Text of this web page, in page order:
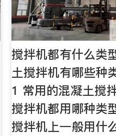
搅拌机都有什么类
土搅拌机有哪些种
1 常用的混凝土搅
搅拌机都用哪种类
搅拌机上一般用什